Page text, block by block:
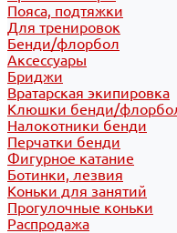
Пояса, подтяжки
Для тренировок
Бенди/флорбол
Аксессуары
Бриджи
Вратарская экипировка
Клюшки бенди/
Налокотники бенди
Перчатки бенди
Фигурное катание
Ботинки, лезвия
Коньки для занятий
Прогулочные коньки
Распродажа